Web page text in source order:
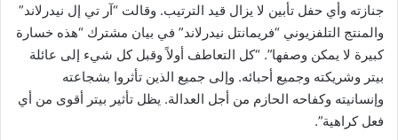
جنازته وأي حفل تأبين لا يزال قيد الترتيب. وقالت “آر تي إل نيدرلاند”
والمنتج التلفزيوني “فريمانتل نيدرلاند” في بيان مشترك “هذه خسارة
كبيرة لا يمكن وصفها”. “كل التعاطف أولاً وقبل كل شيء إلى عائلة
بيتر وشريكته وجميع أحبائه. وإلى جميع الذين تأثروا بشجاعته
وإنسانيته وكفاحه الحازم من أجل العدالة. يظل تأثير بيتر أقوى من أي
فعل كراهية”.